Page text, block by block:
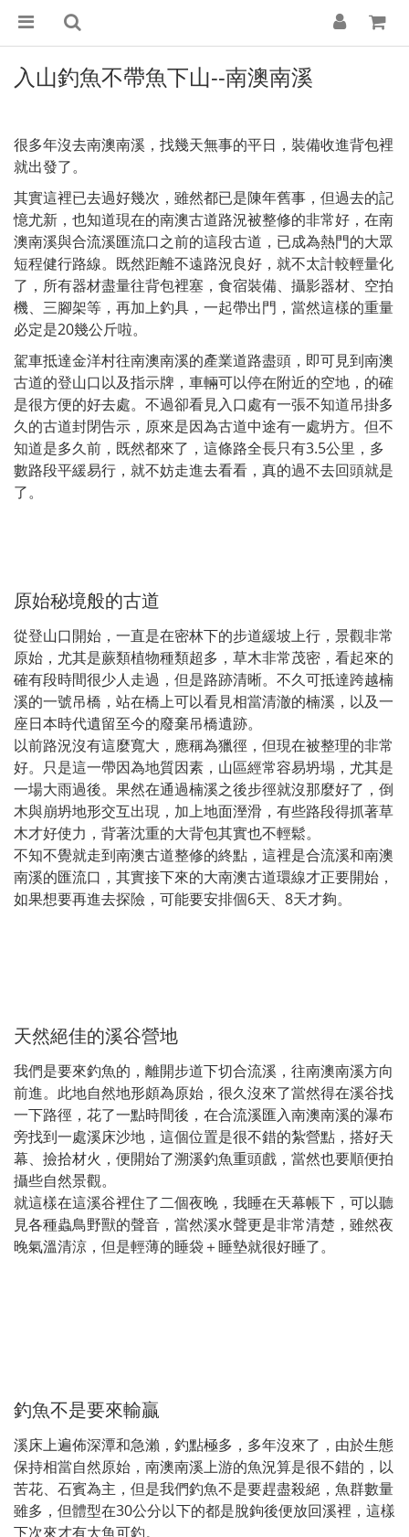
入山釣魚不帶魚下山--南澳南溪
很多年沒去南澳南溪，找幾天無事的平日，裝備收進背包裡
就出發了。
其實這裡已去過好幾次，雖然都已是陳年舊事，但過去的記
憶尤新，也知道現在的南澳古道路況被整修的非常好，在南
澳南溪與合流溪匯流口之前的這段古道，已成為熱門的大眾
短程健行路線。既然距離不遠路況良好，就不太計較輕量化
了，所有器材盡量往背包裡塞，食宿裝備、攝影器材、空拍
機、三腳架等，再加上釣具，一起帶出門，當然這樣的重量
必定是20幾公斤啦。
駕車抵達金洋村往南澳南溪的產業道路盡頭，即可見到南澳
古道的登山口以及指示牌，車輛可以停在附近的空地，的確
是很方便的好去處。不過卻看見入口處有一張不知道吊掛多
久的古道封閉告示，原來是因為古道中途有一處坍方。但不
知道是多久前，既然都來了，這條路全長只有3.5公里，多
數路段平緩易行，就不妨走進去看看，真的過不去回頭就是
了。
原始秘境般的古道
從登山口開始，一直是在密林下的步道緩坡上行，景觀非常
原始，尤其是蕨類植物種類超多，草木非常茂密，看起來的
確有段時間很少人走過，但是路跡清晰。不久可抵達跨越楠
溪的一號吊橋，站在橋上可以看見相當清澈的楠溪，以及一
座日本時代遺留至今的廢棄吊橋遺跡。
以前路況沒有這麼寬大，應稱為獵徑，但現在被整理的非常
好。只是這一帶因為地質因素，山區經常容易坍塌，尤其是
一場大雨過後。果然在通過楠溪之後步徑就沒那麼好了，倒
木與崩坍地形交互出現，加上地面溼滑，有些路段得抓著草
木才好使力，背著沈重的大背包其實也不輕鬆。
不知不覺就走到南澳古道整修的終點，這裡是合流溪和南澳
南溪的匯流口，其實接下來的大南澳古道環線才正要開始，
如果想要再進去探險，可能要安排個6天、8天才夠。
天然絕佳的溪谷營地
我們是要來釣魚的，離開步道下切合流溪，往南澳南溪方向
前進。此地自然地形頗為原始，很久沒來了當然得在溪谷找
一下路徑，花了一點時間後，在合流溪匯入南澳南溪的瀑布
旁找到一處溪床沙地，這個位置是很不錯的紮營點，搭好天
幕、撿拾材火，便開始了溯溪釣魚重頭戲，當然也要順便拍
攝些自然景觀。
就這樣在這溪谷裡住了二個夜晚，我睡在天幕帳下，可以聽
見各種蟲鳥野獸的聲音，當然溪水聲更是非常清楚，雖然夜
晚氣溫清涼，但是輕薄的睡袋＋睡墊就很好睡了。
釣魚不是要來輸贏
溪床上遍佈深潭和急瀨，釣點極多，多年沒來了，由於生態
保持相當自然原始，南澳南溪上游的魚況算是很不錯的，以
苦花、石賓為主，但是我們釣魚不是要趕盡殺絕，魚群數量
雖多，但體型在30公分以下的都是脫鉤後便放回溪裡，這樣
下次來才有大魚可釣。